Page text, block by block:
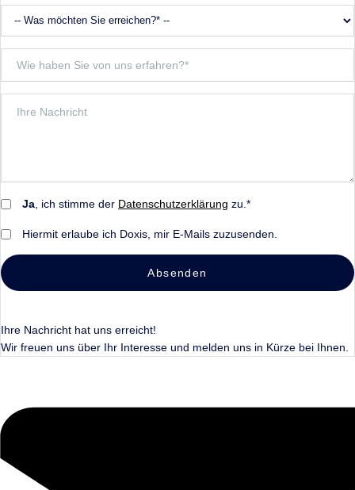
Ja , ich stimme der Datenschutzerklärung zu.*
Hiermit erlaube ich Doxis, mir E-Mails zuzusenden.
Absenden
Ihre Nachricht hat uns erreicht!
Wir freuen uns über Ihr Interesse und melden uns in Kürze bei Ihnen.